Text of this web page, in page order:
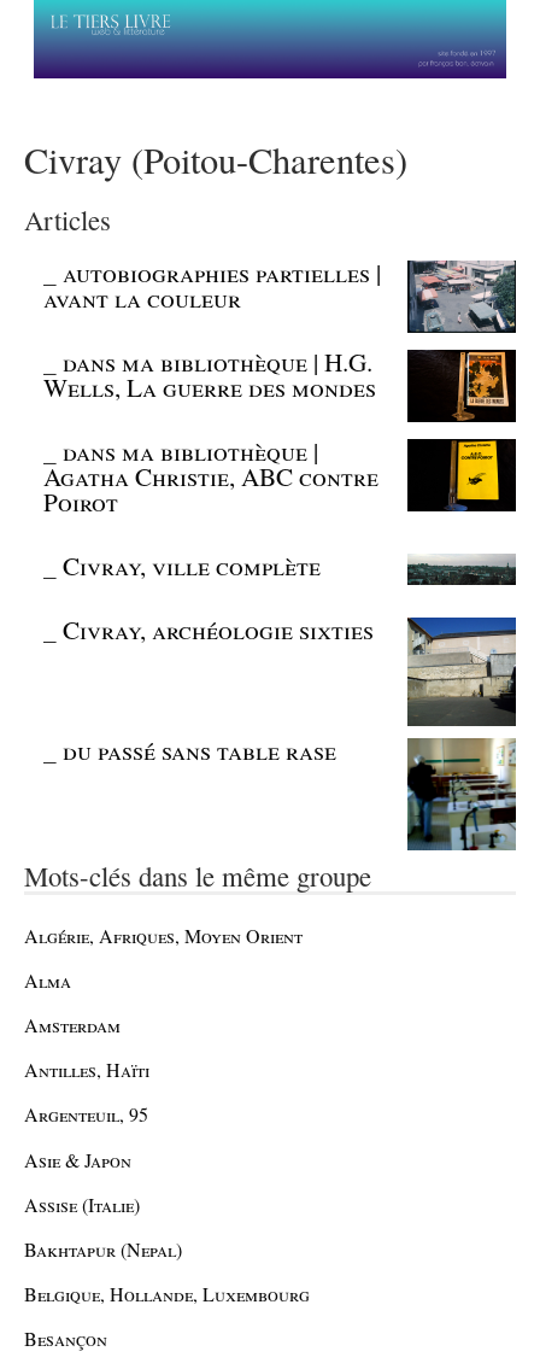
Civray (Poitou-Charentes)
Articles
_autobiographies partielles |
avant la couleur
_dans ma bibliothèque | H.G.
Wells, La guerre des mondes
_dans ma bibliothèque |
Agatha Christie, ABC contre
Poirot
_Civray, ville complète
_Civray, archéologie sixties
_du passé sans table rase
Mots-clés dans le même groupe
Algérie, Afriques, Moyen Orient
Alma
Amsterdam
Antilles, Haïti
Argenteuil, 95
Asie & Japon
Assise (Italie)
Bakhtapur (Nepal)
Belgique, Hollande, Luxembourg
Besançon